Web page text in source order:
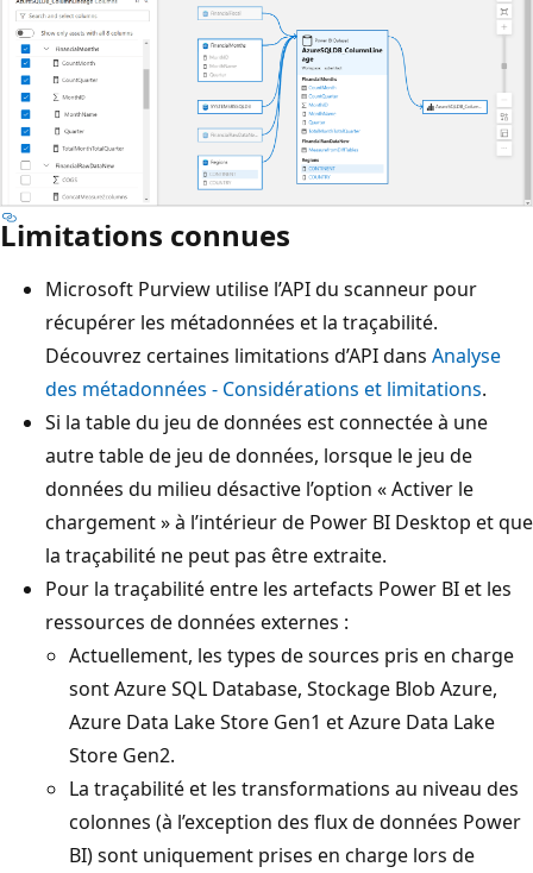
Limitations connues
Microsoft Purview utilise l’API du scanneur pour
récupérer les métadonnées et la traçabilité.
Découvrez certaines limitations d’API dans Analyse
des métadonnées - Considérations et limitations.
Si la table du jeu de données est connectée à une
autre table de jeu de données, lorsque le jeu de
données du milieu désactive l’option « Activer le
chargement » à l’intérieur de Power BI Desktop et que
la traçabilité ne peut pas être extraite.
Pour la traçabilité entre les artefacts Power BI et les
ressources de données externes :
Actuellement, les types de sources pris en charge
sont Azure SQL Database, Stockage Blob Azure,
Azure Data Lake Store Gen1 et Azure Data Lake
Store Gen2.
La traçabilité et les transformations au niveau des
colonnes (à l’exception des flux de données Power
BI) sont uniquement prises en charge lors de